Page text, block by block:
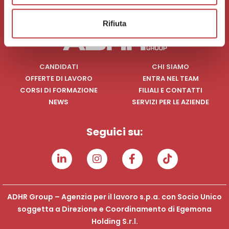
Rifiuta
CANDIDATI
OFFERTE DI LAVORO
CORSI DI FORMAZIONE
NEWS
CHI SIAMO
ENTRA NEL TEAM
FILIALI E CONTATTI
SERVIZI PER LE AZIENDE
Seguici su:
ADHR Group – Agenzia per il lavoro s.p.a. con Socio Unico
soggetta a Direzione e Coordinamento di Egemona
Holding S.r.l.